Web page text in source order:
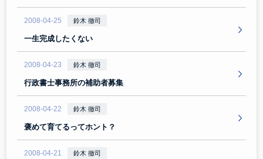
2008-04-25 鈴木 徹司
一生完成したくない
2008-04-23 鈴木 徹司
行政書士事務所の補助者募集
2008-04-22 鈴木 徹司
褒めて育てるってホント？
2008-04-21 鈴木 徹司